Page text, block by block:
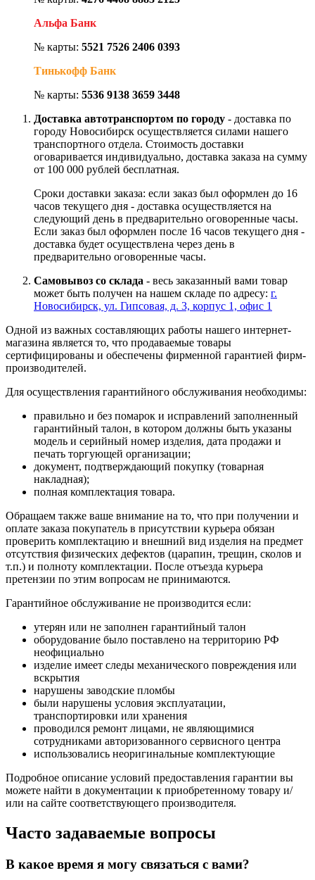
Альфа Банк
№ карты: 5521 7526 2406 0393
Тинькофф Банк
№ карты: 5536 9138 3659 3448
Доставка автотранспортом по городу - доставка по
городу Новосибирск осуществляется силами нашего
транспортного отдела. Стоимость доставки
оговаривается индивидуально, доставка заказа на сумму
от 100 000 рублей бесплатная.
Сроки доставки заказа: если заказ был оформлен до 16
часов текущего дня - доставка осуществляется на
следующий день в предварительно оговоренные часы.
Если заказ был оформлен после 16 часов текущего дня -
доставка будет осуществлена через день в
предварительно оговоренные часы.
Самовывоз со склада - весь заказанный вами товар
может быть получен на нашем складе по адресу: г.
Новосибирск, ул. Гипсовая, д. 3, корпус 1, офис 1
Одной из важных составляющих работы нашего интернет-
магазина является то, что продаваемые товары
сертифицированы и обеспечены фирменной гарантией фирм-
производителей.
Для осуществления гарантийного обслуживания необходимы:
правильно и без помарок и исправлений заполненный
гарантийный талон, в котором должны быть указаны
модель и серийный номер изделия, дата продажи и
печать торгующей организации;
документ, подтверждающий покупку (товарная
накладная);
полная комплектация товара.
Обращаем также ваше внимание на то, что при получении и
оплате заказа покупатель в присутствии курьера обязан
проверить комплектацию и внешний вид изделия на предмет
отсутствия физических дефектов (царапин, трещин, сколов и
т.п.) и полноту комплектации. После отъезда курьера
претензии по этим вопросам не принимаются.
Гарантийное обслуживание не производится если:
утерян или не заполнен гарантийный талон
оборудование было поставлено на территорию РФ
неофициально
изделие имеет следы механического повреждения или
вскрытия
нарушены заводские пломбы
были нарушены условия эксплуатации,
транспортировки или хранения
проводился ремонт лицами, не являющимися
сотрудниками авторизованного сервисного центра
использовались неоригинальные комплектующие
Подробное описание условий предоставления гарантии вы
можете найти в документации к приобретенному товару и/
или на сайте соответствующего производителя.
Часто задаваемые вопросы
В какое время я могу связаться с вами?